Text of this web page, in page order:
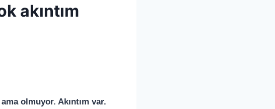
akıntım
olmuyor. Akıntım var.